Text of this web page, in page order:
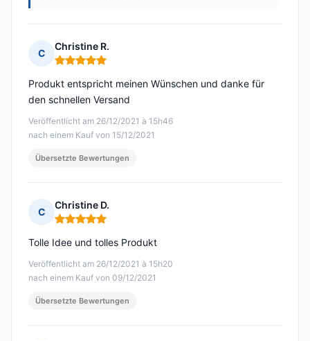
C
Christine R.
Hinweis: 5 von 5
Veröffentlicht am 26/12/2021 à 15h46
nach einem Kauf von 15/12/2021
Produkt entspricht meinen Wünschen und danke für
den schnellen Versand
Übersetzte Bewertungen
C
Christine D.
Hinweis: 5 von 5
Veröffentlicht am 26/12/2021 à 15h20
nach einem Kauf von 09/12/2021
Tolle Idee und tolles Produkt
Übersetzte Bewertungen